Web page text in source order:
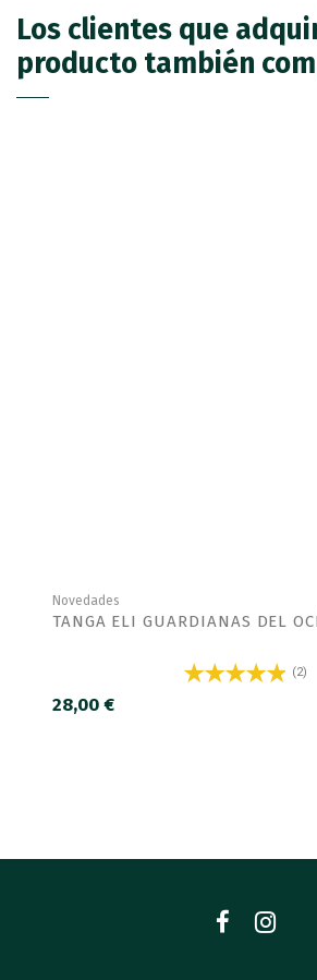
Los clientes que
producto también
Novedades
TANGA ELI GUARDIANAS DEL
(2)
28,00 €